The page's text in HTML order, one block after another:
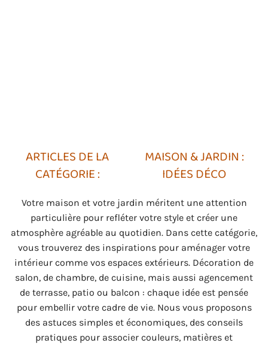
MAISON & JARDIN :
IDÉES DÉCO
Votre maison et votre jardin méritent une attention
particulière pour refléter votre style et créer une
atmosphère agréable au quotidien. Dans cette catégorie,
vous trouverez des inspirations pour aménager votre
intérieur comme vos espaces extérieurs. Décoration de
salon, de chambre, de cuisine, mais aussi agencement
de terrasse, patio ou balcon : chaque idée est pensée
pour embellir votre cadre de vie. Nous vous proposons
des astuces simples et économiques, des conseils
pratiques pour associer couleurs, matières et